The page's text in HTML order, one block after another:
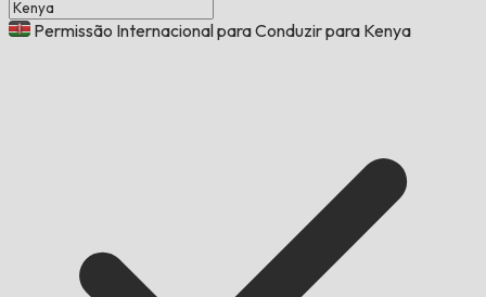
Permissão Internacional para Conduzir para Kenya